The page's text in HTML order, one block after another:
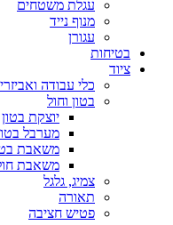
עגלת משטחים
מנוף נייד
עגורן
בטיחות
ציוד
כלי עבודה
בטון וחול
יוצקת בטון
מערבל
משאבת
משאבת
צמיג, גלגל
תאורה
פטיש חציבה